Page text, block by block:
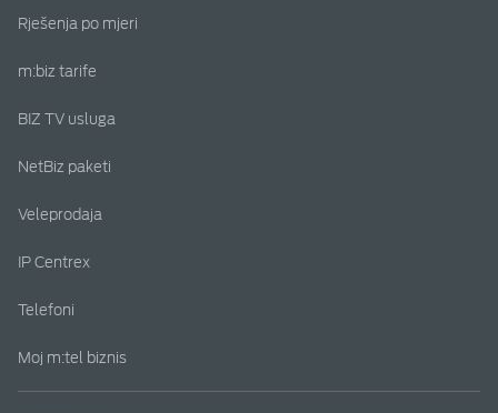
Rješenja po mjeri
m:biz tarife
BIZ TV usluga
NetBiz paketi
Veleprodaja
IP Centrex
Telefoni
Moj m:tel biznis